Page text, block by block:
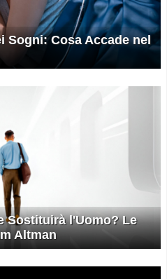
Sogni: Cosa Accade nel
Sostituirà l'Uomo? Le
Altman